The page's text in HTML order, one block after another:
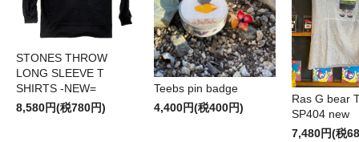
STONES THROW
LONG SLEEVE T
SHIRTS -NEW=
8,580円(税780円)
Teebs pin badge
4,400円(税400円)
Ras G bear
SP404 new
7,480円(税